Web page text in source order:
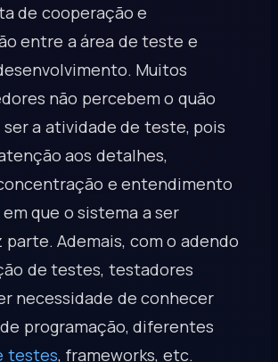
de cooperação e
entre a área de teste e
Muitos
não percebem o quão
a atividade de teste, pois
aos detalhes,
e entendimento
que o sistema a ser
Ademais, com o adendo
de testes, testadores
necessidade de conhecer
programação, diferentes
testes, frameworks, etc.